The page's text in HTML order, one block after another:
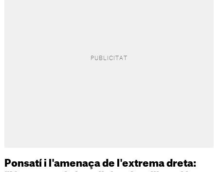
Ponsatí i l'amenaça de l'extrema dreta: